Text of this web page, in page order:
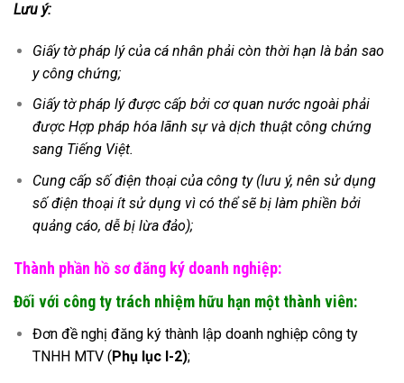
Lưu ý:
Giấy tờ pháp lý của cá nhân phải còn thời hạn là bản sao
y công chứng;
Giấy tờ pháp lý được cấp bởi cơ quan nước ngoài phải
được Hợp pháp hóa lãnh sự và dịch thuật công chứng
sang Tiếng Việt.
Cung cấp số điện thoại của công ty (lưu ý, nên sử dụng
số điện thoại ít sử dụng vì có thể sẽ bị làm phiền bởi
quảng cáo, dễ bị lừa đảo);
Thành phần hồ sơ đăng ký doanh nghiệp:
Đối với công ty trách nhiệm hữu hạn một thành viên:
Đơn đề nghị đăng ký thành lập doanh nghiệp công ty
TNHH MTV (Phụ lục I-2);